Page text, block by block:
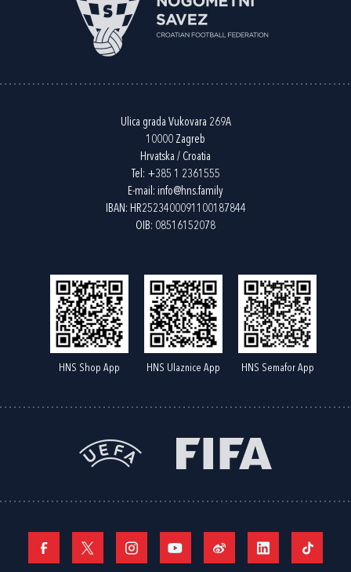
Ulica grada Vukovara 269A
10000 Zagreb
Hrvatska / Croatia
Tel: +385 1 2361555
E-mail: info@hns.family
IBAN: HR2523400091100187844
OIB: 08516152078
HNS Shop App HNS Ulaznice App HNS Semafor App